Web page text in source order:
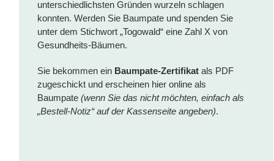
unterschiedlichsten Gründen wurzeln schlagen
konnten. Werden Sie Baumpate und spenden Sie
unter dem Stichwort „Togowald“ eine Zahl X von
Gesundheits-Bäumen.
Sie bekommen ein Baumpate-Zertifikatals PDF
zugeschickt und erscheinen hier online als
Baumpate (wenn Sie das nicht möchten, einfach als
„Bestell-Notiz“ auf der Kassenseite angeben).